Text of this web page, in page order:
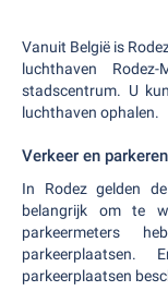
Vanuit België is
luchthaven
stadscentrum. U
luchthaven ophalen.
Verkeer en parkeren
In Rodez gelden
belangrijk om te
parkeermeters
parkeerplaatsen